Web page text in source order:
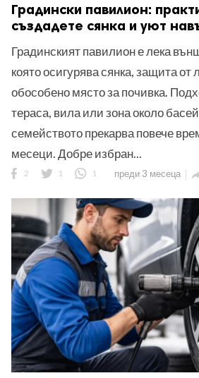
Градински павилион:
създадете сянка и уют
Градинският павилион е лека
която осигурява сянка, защита от
обособено място за почивка.
тераса, вила или зона около
семейството прекарва повече
месеци. Добре избран...
2 1 1 преди 3 месеца